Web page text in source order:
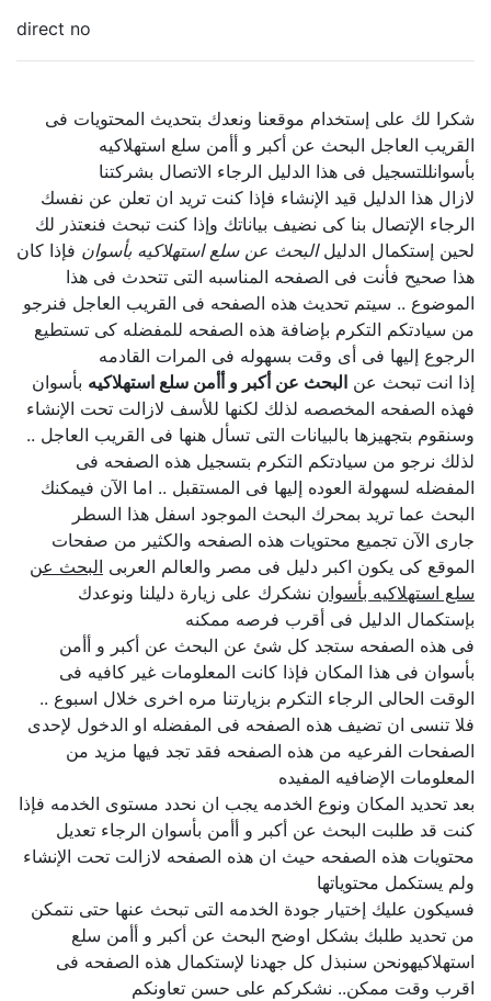
direct no
شكرا لك على إستخدام موقعنا ونعدك بتحديث المحتويات فى
القريب العاجل البحث عن أكبر و أأمن سلع استهلاكيه
بأسوانللتسجيل فى هذا الدليل الرجاء الاتصال بشركتنا
لازال هذا الدليل قيد الإنشاء فإذا كنت تريد ان تعلن عن نفسك
الرجاء الإتصال بنا كى نضيف بياناتك وإذا كنت تبحث فنعتذر لك
لحين إستكمال الدليلالبحث عن سلع استهلاكيه بأسوانفإذا كان
هذا صحيح فأنت فى الصفحه المناسبه التى تتحدث فى هذا
الموضوع .. سيتم تحديث هذه الصفحه فى القريب العاجل فنرجو
من سيادتكم التكرم بإضافة هذه الصفحه للمفضله كى تستطيع
الرجوع إليها فى أى وقت بسهوله فى المرات القادمه
إذا انت تبحث عنالبحث عن أكبر و أأمن سلع استهلاكيهبأسوان
فهذه الصفحه المخصصه لذلك لكنها للأسف لازالت تحت الإنشاء
وسنقوم بتجهيزها بالبيانات التى تسأل هنها فى القريب العاجل ..
لذلك نرجو من سيادتكم التكرم بتسجيل هذه الصفحه فى
المفضله لسهولة العوده إليها فى المستقبل .. اما الآن فيمكنك
البحث عما تريد بمحرك البحث الموجود اسفل هذا السطر
جارى الآن تجميع محتويات هذه الصفحه والكثير من صفحات
الموقع كى يكون اكبر دليل فى مصر والعالم العربىالبحث عن
سلع استهلاكيه بأسواننشكرك على زيارة دليلنا ونوعدك
بإستكمال الدليل فى أقرب فرصه ممكنه
فى هذه الصفحه ستجد كل شئ عن البحث عن أكبر و أأمن
بأسوان فى هذا المكان فإذا كانت المعلومات غير كافيه فى
الوقت الحالى الرجاء التكرم بزيارتنا مره اخرى خلال اسبوع ..
فلا تنسى ان تضيف هذه الصفحه فى المفضله او الدخول لإحدى
الصفحات الفرعيه من هذه الصفحه فقد تجد فيها مزيد من
المعلومات الإضافيه المفيده
بعد تحديد المكان ونوع الخدمه يجب ان نحدد مستوى الخدمه فإذا
كنت قد طلبت البحث عن أكبر و أأمن بأسوان الرجاء تعديل
محتويات هذه الصفحه حيث ان هذه الصفحه لازالت تحت الإنشاء
ولم يستكمل محتوياتها
فسيكون عليك إختيار جودة الخدمه التى تبحث عنها حتى نتمكن
من تحديد طلبك بشكل اوضح البحث عن أكبر و أأمن سلع
استهلاكيهونحن سنبذل كل جهدنا لإستكمال هذه الصفحه فى
اقرب وقت ممكن.. نشكركم على حسن تعاونكم